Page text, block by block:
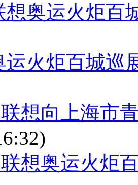
想奥运火炬百
运火炬百城巡
想向上海市
想奥运火炬